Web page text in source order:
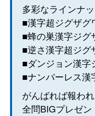
多彩なラインナ
■漢字超ジグザグ
■蜂の巣漢字ジグ
■逆さ漢字超ジグ
■ダンジョン漢字
■ナンバーレス
がんばれば報わ
全問BIGプレゼン